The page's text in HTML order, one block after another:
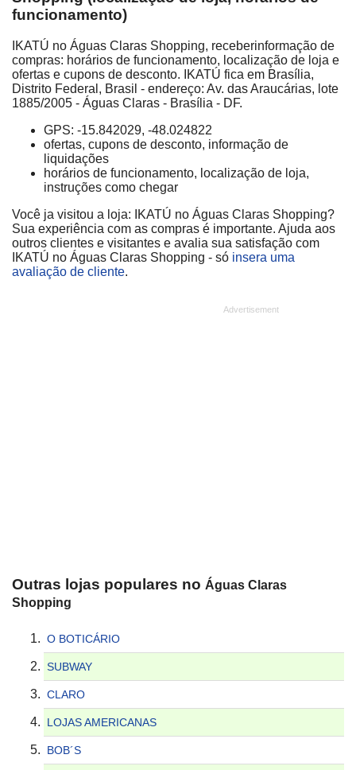
funcionamento)
IKATÚ no Águas Claras Shopping, receberinformação de
compras: horários de funcionamento, localização de loja e
ofertas e cupons de desconto. IKATÚ fica em Brasília,
Distrito Federal, Brasil - endereço: Av. das Araucárias, lote
1885/2005 - Águas Claras - Brasília - DF.
GPS: -15.842029, -48.024822
ofertas, cupons de desconto, informação de
liquidações
horários de funcionamento, localização de loja,
instruções como chegar
Você ja visitou a loja: IKATÚ no Águas Claras Shopping?
Sua experiência com as compras é importante. Ajuda aos
outros clientes e visitantes e avalia sua satisfação com
IKATÚ no Águas Claras Shopping - só insera uma
avaliação de cliente.
Outras lojas populares no Águas Claras
Shopping
O BOTICÁRIO
SUBWAY
CLARO
LOJAS AMERICANAS
BOB´S